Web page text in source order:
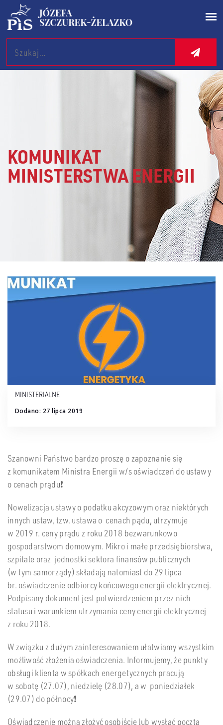
Search
KOMUNIKAT
MINISTERSTWA ENERGII
MINISTERIALNE
Dodano: 27 lipca 2019
Szanowni Państwo bardzo proszę o zapoznanie się
z komunikatem Ministra Energii w/s oświadczeń do ustawy
o cenach prądu❗
Nowelizacja ustawy o podatku akcyzowym oraz niektórych
innych ustaw, tzw. ustawa o cenach pądu, utrzymuje
w 2019 r. ceny prądu z roku 2018 bezwarunkowo
gospodarstwom domowym. Mikro i małe przedsiębiorstwa,
szpitale oraz jednostki sektora finansów publicznych
(w tym samorządy) składają natomiast do 29 lipca
br. oświadczenie odbiorcy końcowego energii elektrycznej.
Podpisany dokument jest potwierdzeniem przez nich
statusu i warunkiem utrzymania ceny energii elektrycznej
z roku 2018.
W związku z dużym zainteresowaniem ułatwiamy wszystkim
możliwość złożenia oświadczenia. Informujemy, że punkty
obsługi klienta w spółkach energetycznych pracują
w sobotę (27.07), niedzielę (28.07), a w poniedziałek
(29.07) do północy❗
Oświadczenie można złożyć osobiście lub wysłać pocztą